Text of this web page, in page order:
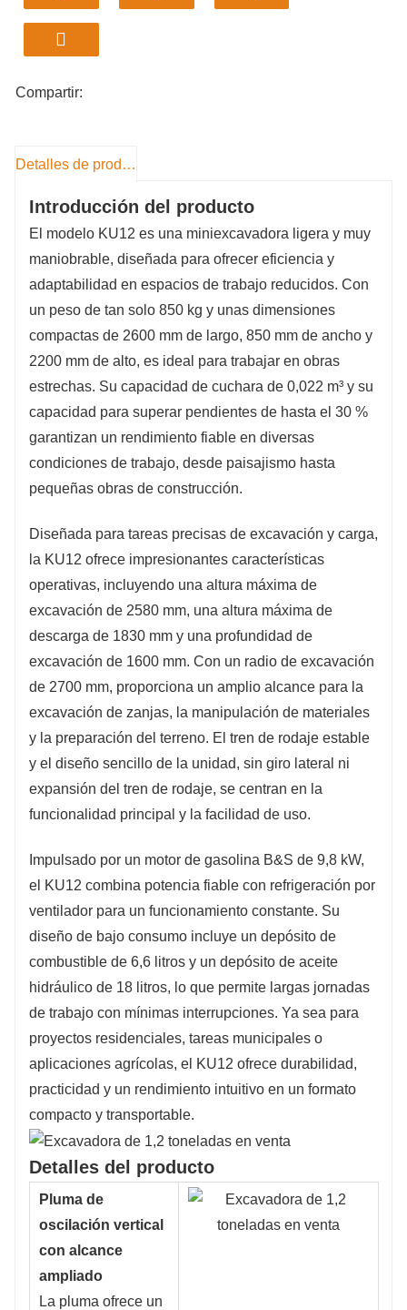
destaca en lugares de trabajo con espacios
reducidos y sigue siendo fácil de transportar y
operar.
Capacidad eficiente de manejo de
descarga de 1830 mm, lo que lo hace ideal
limpieza del sitio.
Compartir:
Detalles de producto
Introducción del producto
El modelo KU12 es una miniexcavadora ligera y muy
maniobrable, diseñada para ofrecer eficiencia y
adaptabilidad en espacios de trabajo reducidos. Con
un peso de tan solo 850 kg y unas dimensiones
compactas de 2600 mm de largo, 850 mm de ancho y
2200 mm de alto, es ideal para trabajar en obras
estrechas. Su capacidad de cuchara de 0,022 m³ y su
capacidad para superar pendientes de hasta el 30 %
garantizan un rendimiento fiable en diversas
condiciones de trabajo, desde paisajismo hasta
pequeñas obras de construcción.
Diseñada para tareas precisas de excavación y carga,
la KU12 ofrece impresionantes características
operativas, incluyendo una altura máxima de
excavación de 2580 mm, una altura máxima de
descarga de 1830 mm y una profundidad de
excavación de 1600 mm. Con un radio de excavación
de 2700 mm, proporciona un amplio alcance para la
excavación de zanjas, la manipulación de materiales
y la preparación del terreno. El tren de rodaje estable
y el diseño sencillo de la unidad, sin giro lateral ni
expansión del tren de rodaje, se centran en la
funcionalidad principal y la facilidad de uso.
Impulsado por un motor de gasolina B&S de 9,8 kW,
el KU12 combina potencia fiable con refrigeración por
ventilador para un funcionamiento constante. Su
diseño de bajo consumo incluye un depósito de
combustible de 6,6 litros y un depósito de aceite
hidráulico de 18 litros, lo que permite largas jornadas
de trabajo con mínimas interrupciones. Ya sea para
proyectos residenciales, tareas municipales o
aplicaciones agrícolas, el KU12 ofrece durabilidad,
practicidad y un rendimiento intuitivo en un formato
compacto y transportable.
Detalles del producto
Pluma de
oscilación vertical
con alcance
ampliado
La pluma ofrece un